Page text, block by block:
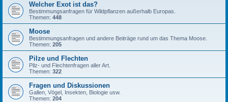
Welcher Exot ist das?
Bestimmungsanfragen für Wildpflanzen außerhalb Europas.
Themen: 448
Moose
Bestimmungsanfragen und andere Beiträge rund um das Thema Moose.
Themen: 205
Pilze und Flechten
Pilz- und Flechtenfragen aller Art.
Themen: 322
Fragen und Diskussionen
Gallen, Vögel, Insekten, Biologie usw.
Themen: 204